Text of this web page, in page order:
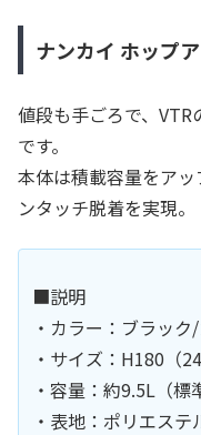
ナンカイ ホップ
値段も手ごろで、
です。
本体は積載容量をア
ンタッチ脱着を実現。
■説明
・カラー：ブラッ
・サイズ：H180
・容量：約9.5L（標
・表地：ポリエステ